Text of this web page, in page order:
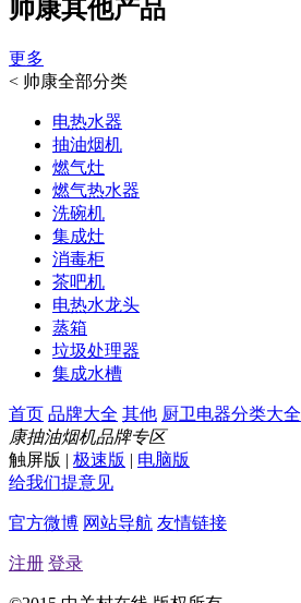
帅康其他产品
更多
< 帅康全部分类
电热水器
抽油烟机
燃气灶
燃气热水器
洗碗机
集成灶
消毒柜
茶吧机
电热水龙头
蒸箱
垃圾处理器
集成水槽
首页 品牌大全 其他 厨卫电器分类大全
康抽油烟机品牌专区
触屏版 | 极速版 | 电脑版
给我们提意见
官方微博 网站导航 友情链接
注册 登录